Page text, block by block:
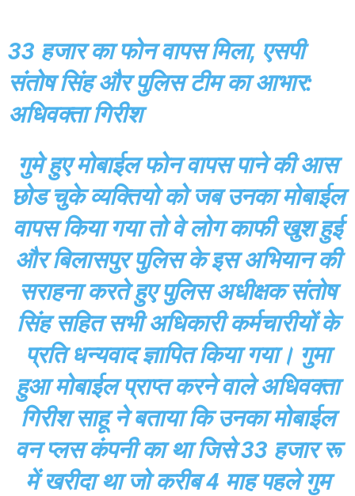
33 हजार का फोन वापस मिला, एसपी
संतोष सिंह और पुलिस टीम का आभार:
अधिवक्ता गिरीश
गुमे हुए मोबाईल फोन वापस पाने की आस
छोड चुके व्यक्तियो को जब उनका मोबाईल
वापस किया गया तो वे लोग काफी खुश हुई
और बिलासपुर पुलिस के इस अभियान की
सराहना करते हुए पुलिस अधीक्षक संतोष
सिंह सहित सभी अधिकारी कर्मचारीयों के
प्रति धन्यवाद ज्ञापित किया गया। गुमा
हुआ मोबाईल प्राप्त करने वाले अधिवक्ता
गिरीश साहू ने बताया कि उनका मोबाईल
वन प्लस कंपनी का था जिसे 33 हजार रू
में खरीदा था जो करीब 4 माह पहले गुम